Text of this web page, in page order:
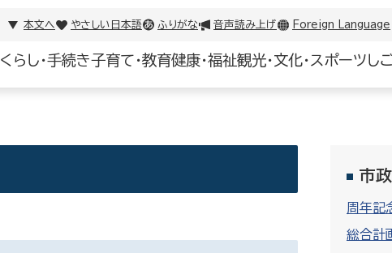
本文へ やさしい日本語 ふりがな 音声読み上げ Foreign Language
くらし・手続き子育て・教育健康・福祉観光・文化・スポーツし
市
周年記
総合計